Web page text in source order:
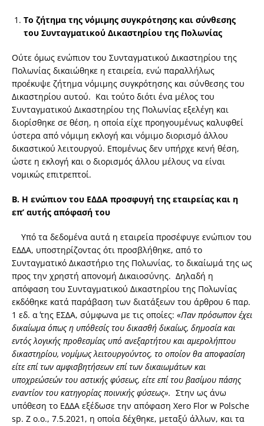
Το ζήτημα της νόμιμης συγκρότησης και σύνθεσης
του Συνταγματικού Δικαστηρίου της Πολωνίας
Ούτε όμως ενώπιον του Συνταγματικού Δικαστηρίου της
Πολωνίας δικαιώθηκε η εταιρεία, ενώ παραλλήλως
προέκυψε ζήτημα νόμιμης συγκρότησης και σύνθεσης του
Δικαστηρίου αυτού. Και τούτο διότι ένα μέλος του
Συνταγματικού Δικαστηρίου της Πολωνίας εξελέγη και
διορίσθηκε σε θέση, η οποία είχε προηγουμένως καλυφθεί
ύστερα από νόμιμη εκλογή και νόμιμο διορισμό άλλου
δικαστικού λειτουργού. Επομένως δεν υπήρχε κενή θέση,
ώστε η εκλογή και ο διορισμός άλλου μέλους να είναι
νομικώς επιτρεπτοί.
Β. Η ενώπιον του ΕΔΔΑ προσφυγή της εταιρείας και η
επ’ αυτής απόφασή του
Υπό τα δεδομένα αυτά η εταιρεία προσέφυγε ενώπιον του
ΕΔΔΑ, υποστηρίζοντας ότι προσβλήθηκε, από το
Συνταγματικό Δικαστήριο της Πολωνίας, το δικαίωμά της ως
προς την χρηστή απονομή Δικαιοσύνης. Δηλαδή η
απόφαση του Συνταγματικού Δικαστηρίου της Πολωνίας
εκδόθηκε κατά παράβαση των διατάξεων του άρθρου 6 παρ.
1 εδ. α΄ της ΕΣΔΑ, σύμφωνα με τις οποίες: «Παν πρόσωπον έχει
δικαίωμα όπως η υπόθεσίς του δικασθή δικαίως, δημοσία και
εντός λογικής προθεσμίας υπό ανεξαρτήτου και αμερολήπτου
δικαστηρίου, νομίμως λειτουργούντος, το οποίον θα αποφασίση
είτε επί των αμφισβητήσεων επί των δικαιωμάτων και
υποχρεώσεών του αστικής φύσεως, είτε επί του βασίμου πάσης
εναντίον του κατηγορίας ποινικής φύσεως». Στην ως άνω
υπόθεση το ΕΔΔΑ εξέδωσε την απόφαση Xero Flor w Polsche
sp. Z o.o., 7.5.2021, η οποία δέχθηκε, μεταξύ άλλων, και τα